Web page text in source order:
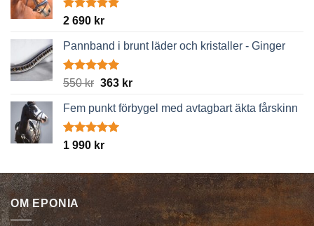
Betygsatt
2 690 kr
Pannband i brunt läder och kristaller - Ginger
Betygsatt
550kr Det
priset
var:
550 kr.
363 krDet
priset
Fem punkt förbygel med avtagbart äkta fårskinn
Betygsatt
1 990 kr
OM EPONIA